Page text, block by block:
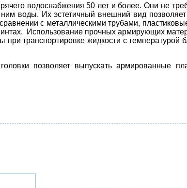
водоснабжения 50 лет и более. Они не
воды. Их эстетичный внешний вид позволяет
с металлическими трубами,
Использование прочных армирующих
при транспортировке жидкости с температурой
позволяет выпускать армированные